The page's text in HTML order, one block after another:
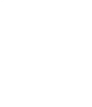
превзошло весь
138 атакам